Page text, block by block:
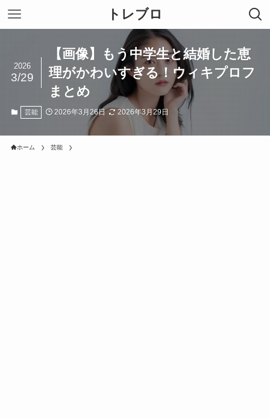
トレブロ
【画像】もう中学生と結婚した恵
理がかわいすぎる！ウィキプロフ
まとめ
2026
3/29
芸能 2026年3月26日 2026年3月29日
ホーム 芸能